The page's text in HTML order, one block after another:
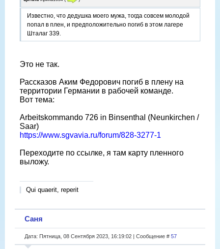
Известно, что дедушка моего мужа, тогда совсем молодой
попал в плен, и предположительно погиб в этом лагере
Шталаг 339.
Это не так.
Рассказов Аким Федорович погиб в плену на
территории Германии в рабочей команде.
Вот тема:
Arbeitskommando 726 in Binsenthal (Neunkirchen /
Saar)
https://www.sgvavia.ru/forum/828-3277-1
Переходите по ссылке, я там карту пленного
выложу.
Qui quaerit, reperit
Саня
Дата: Пятница, 08 Сентября 2023, 16:19:02 | Сообщение # 57